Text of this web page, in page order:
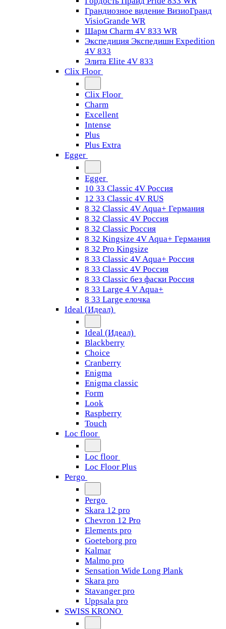
Грандиозное видение ВизиоГранд
VisioGrande WR
Шарм Charm 4V 833 WR
Экспедиция Экспедишн Expedition
4V 833
Элита Elite 4V 833
Clix Floor
Clix Floor
Charm
Excellent
Intense
Plus
Plus Extra
Egger
Egger
10 33 Classic 4V Россия
12 33 Classic 4V RUS
8 32 Classic 4V Aqua+ Германия
8 32 Classic 4V Россия
8 32 Classic Россия
8 32 Kingsize 4V Aqua+ Германия
8 32 Pro Kingsize
8 33 Classic 4V Aqua+ Россия
8 33 Classic 4V Россия
8 33 Classic без фаски Россия
8 33 Large 4 V Aqua+
8 33 Large елочка
Ideal (Идеал)
Ideal (Идеал)
Blackberry
Choice
Cranberry
Enigma
Enigma classic
Form
Look
Raspberry
Touch
Loc floor
Loc floor
Loc Floor Plus
Pergo
Pergo
Skara 12 pro
Chevron 12 Pro
Elements pro
Goeteborg pro
Kalmar
Malmo pro
Sensation Wide Long Plank
Skara pro
Stavanger pro
Uppsala pro
SWISS KRONO